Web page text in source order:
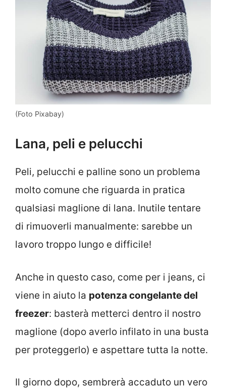
(Foto Pixabay)
Lana, peli e pelucchi
Peli, pelucchi e palline sono un problema
molto comune che riguarda in pratica
qualsiasi maglione di lana. Inutile tentare
di rimuoverli manualmente: sarebbe un
lavoro troppo lungo e difficile!
Anche in questo caso, come per i jeans, ci
viene in aiuto la potenza congelante del
freezer: basterà metterci dentro il nostro
maglione (dopo averlo infilato in una busta
per proteggerlo) e aspettare tutta la notte.
Il giorno dopo, sembrerà accaduto un vero